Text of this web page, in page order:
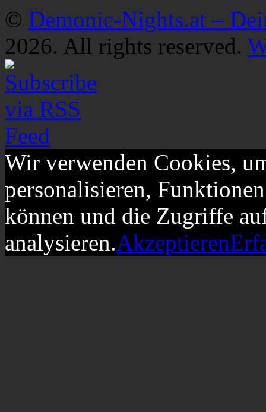
© Demonic-Nights.at –
2026. All rights reserved.
Wir verwenden Cookies,
personalisieren,
können und die Zugriffe
analysieren.Akzeptieren